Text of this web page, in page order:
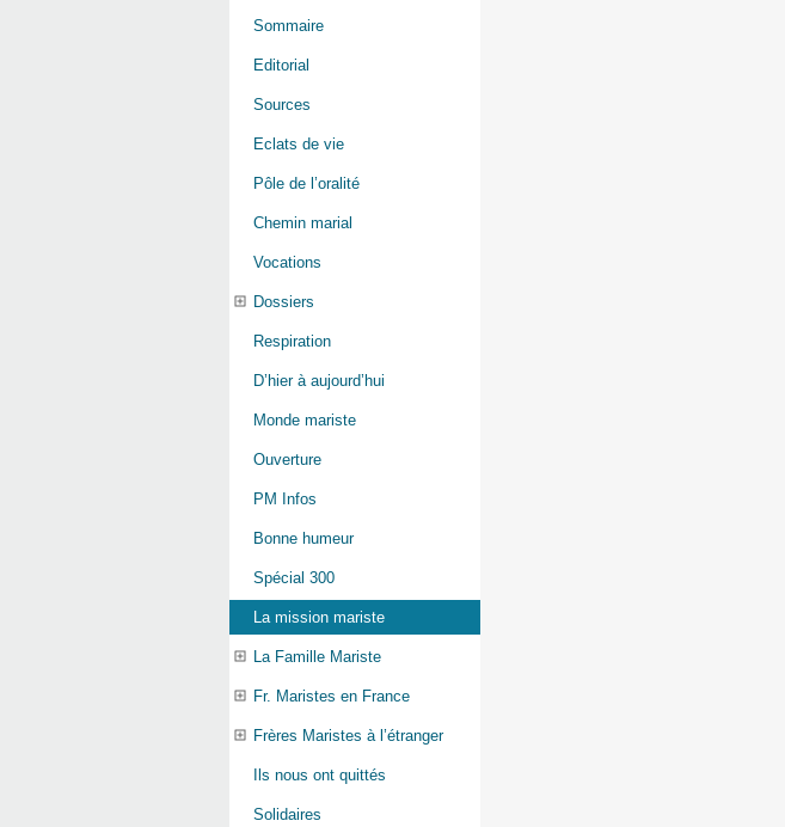
Sommaire
Editorial
Sources
Eclats de vie
Pôle de l’oralité
Chemin marial
Vocations
Dossiers
Respiration
D’hier à aujourd’hui
Monde mariste
Ouverture
PM Infos
Bonne humeur
Spécial 300
La mission mariste
La Famille Mariste
Fr. Maristes en France
Frères Maristes à l’étranger
Ils nous ont quittés
Solidaires